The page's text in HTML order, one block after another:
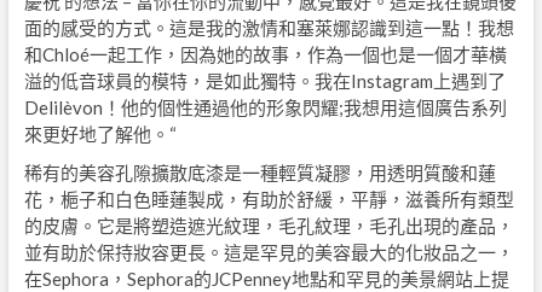
面的感受的方式。這是我的激情和塞萊娜認識到這一點！我想
和Chloé一起工作，因為她的故事，作為一個也是一個才華橫
溢的低音球員的模特，是如此獨特。我在Instagram上遇到了
Delilèvon！他的個性通過他的形象閃耀;我想用這個廣告系列
來更好地了解他。“
稀有的美容孔隙擴散底漆是一種輕質凝膠，用透明質酸和蓮
花，梔子和白色睡蓮製成，有助於舒緩，平靜，滋養所有類型
的皮膚。它是將塑造遮光紋理，毛孔紋理，毛孔出現的產品，
並有助於保持妝容更長。這是罕見的美容最大的化妝品之一，
在Sephora，Sephora的JCPenney地點和罕見的美景網站上提